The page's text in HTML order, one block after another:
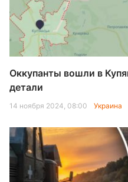
Оккупанты вошли в
детали
14 ноября 2024, 08:00 Украина